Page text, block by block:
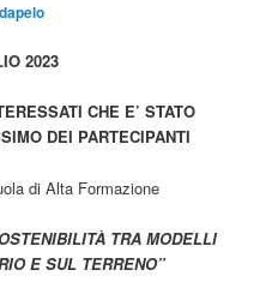
2023
CHE E’ STATO
DEI PARTECIPANTI
di Alta Formazione
TRA MODELLI
E SUL TERRENO”